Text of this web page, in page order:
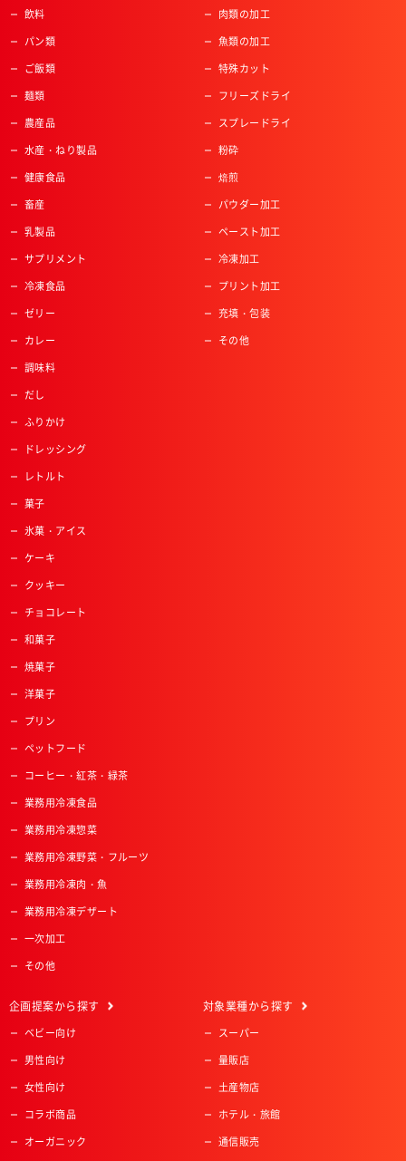
飲料
パン類
ご飯類
麺類
農産品
水産・ねり製品
健康食品
畜産
乳製品
サプリメント
冷凍食品
ゼリー
カレー
調味料
だし
ふりかけ
ドレッシング
レトルト
菓子
氷菓・アイス
ケーキ
クッキー
チョコレート
和菓子
焼菓子
洋菓子
プリン
ペットフード
コーヒー・紅茶・緑茶
業務用冷凍食品
業務用冷凍惣菜
業務用冷凍野菜・フルーツ
業務用冷凍肉・魚
業務用冷凍デザート
一次加工
その他
肉類の加工
魚類の加工
特殊カット
フリーズドライ
スプレードライ
粉砕
焙煎
パウダー加工
ペースト加工
冷凍加工
プリント加工
充填・包装
その他
企画提案から探す
ベビー向け
男性向け
女性向け
コラボ商品
オーガニック
対象業種から探す
スーパー
量販店
土産物店
ホテル・旅館
通信販売